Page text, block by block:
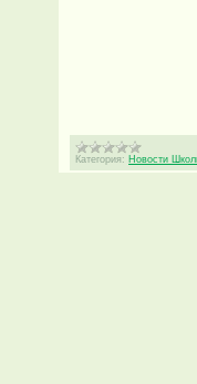
Категория: Новости